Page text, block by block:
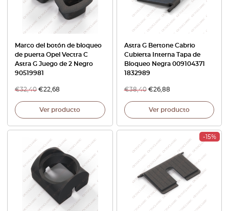
Marco del botón de bloqueo
de puerta Opel Vectra C
Astra G Juego de 2 Negro
90519981
€32,40 €22,68
Ver producto
Astra G Bertone Cabrio
Cubierta Interna Tapa de
Bloqueo Negra 009104371
1832989
€38,40 €26,88
Ver producto
-15%